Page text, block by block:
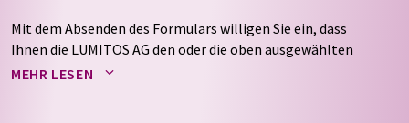
Mit dem Absenden des Formulars willigen Sie ein, dass
Ihnen die LUMITOS AG den oder die oben ausgewählten
Newsletter per E-Mail zusendet. Ihre Daten werden
MEHR LESEN